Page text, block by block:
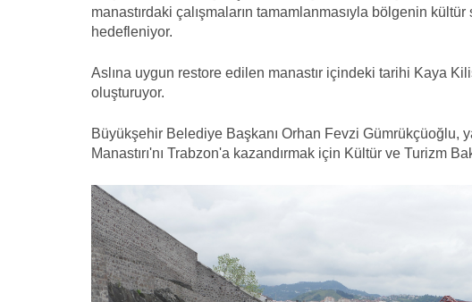
manastırdaki çalışmaların tamamlanmasıyla bölgenin kültür
hedefleniyor.
Aslına uygun restore edilen manastır içindeki tarihi Kaya
oluşturuyor.
Büyükşehir Belediye Başkanı Orhan Fevzi Gümrükçüoğlu,
Manastırı'nı Trabzon'a kazandırmak için Kültür ve Turizm